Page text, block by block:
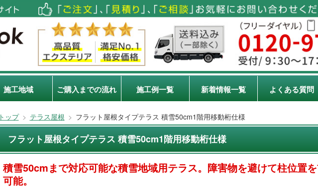
施工地域 ご購入までの流れ 施工例一覧 新着情報一覧 よくある質問
トップ > テラス屋根 > フラット屋根タイプテラス 積雪50cm1階用移動桁仕様
フラット屋根タイプテラス 積雪50cm1階用移動桁仕様
積雪50cmまで対応可能な積雪地域用テラス。障害物を避けて柱位置
可能。